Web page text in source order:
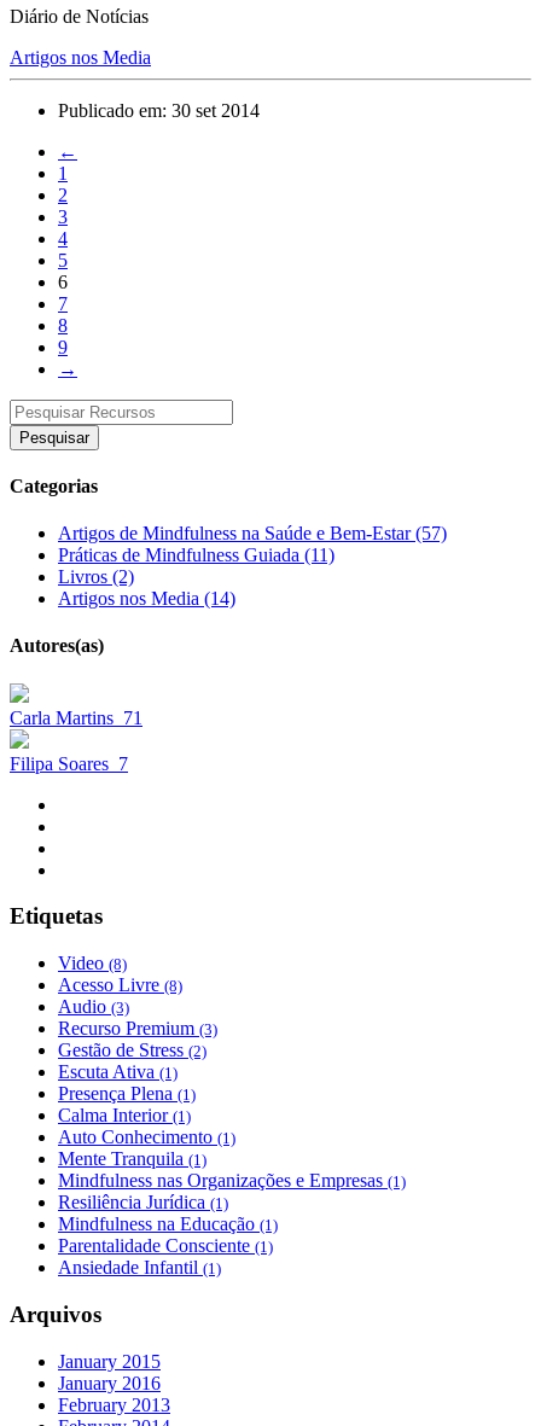
Diário de Notícias
Artigos nos Media
Publicado em: 30 set 2014
←
1
2
3
4
5
6
7
8
9
→
Pesquisar
Categorias
Artigos de Mindfulness na Saúde e Bem-Estar (57)
Práticas de Mindfulness Guiada (11)
Livros (2)
Artigos nos Media (14)
Autores(as)
Carla Martins 71
Filipa Soares 7
Etiquetas
Video (8)
Acesso Livre (8)
Audio (3)
Recurso Premium (3)
Gestão de Stress (2)
Escuta Ativa (1)
Presença Plena (1)
Calma Interior (1)
Auto Conhecimento (1)
Mente Tranquila (1)
Mindfulness nas Organizações e Empresas (1)
Resiliência Jurídica (1)
Mindfulness na Educação (1)
Parentalidade Consciente (1)
Ansiedade Infantil (1)
Arquivos
January 2015
January 2016
February 2013